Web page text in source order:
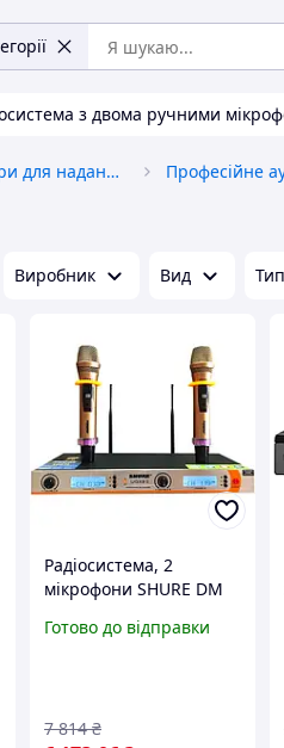
з двома ручними
Обладнання та товари для надання послуг
Виробник Вид
Радіосистема, 2
мікрофони SHURE DM
Готово до відправки
7 814 ₴